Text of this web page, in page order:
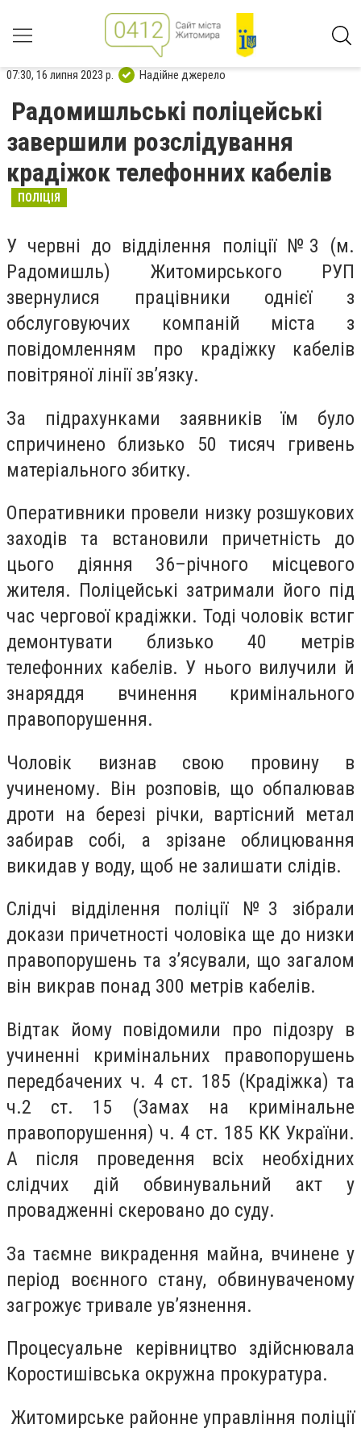
07:30, 16 липня 2023 р. Надійне джерело
Радомишльські поліцейські
завершили розслідування
крадіжок телефонних кабелів
ПОЛІЦІЯ
У червні до відділення поліції №3 (м.
Радомишль) Житомирського РУП
звернулися працівники однієї з
обслуговуючих компаній міста з
повідомленням про крадіжку кабелів
повітряної лінії зв’язку.
За підрахунками заявників їм було
спричинено близько 50 тисяч гривень
матеріального збитку.
Оперативники провели низку розшукових
заходів та встановили причетність до
цього діяння 36–річного місцевого
жителя. Поліцейські затримали його під
час чергової крадіжки. Тоді чоловік встиг
демонтувати близько 40 метрів
телефонних кабелів. У нього вилучили й
знаряддя вчинення кримінального
правопорушення.
Чоловік визнав свою провину в
учиненому. Він розповів, що обпалював
дроти на березі річки, вартісний метал
забирав собі, а зрізане облицювання
викидав у воду, щоб не залишати слідів.
Слідчі відділення поліції №3 зібрали
докази причетності чоловіка ще до низки
правопорушень та з’ясували, що загалом
він викрав понад 300 метрів кабелів.
Відтак йому повідомили про підозру в
учиненні кримінальних правопорушень
передбачених ч. 4 ст. 185 (Крадіжка) та
ч.2 ст. 15 (Замах на кримінальне
правопорушення) ч. 4 ст. 185 КК України.
А після проведення всіх необхідних
слідчих дій обвинувальний акт у
провадженні скеровано до суду.
За таємне викрадення майна, вчинене у
період воєнного стану, обвинуваченому
загрожує тривале ув’язнення.
Процесуальне керівництво здійснювала
Коростишівська окружна прокуратура.
Житомирське районне управління поліції